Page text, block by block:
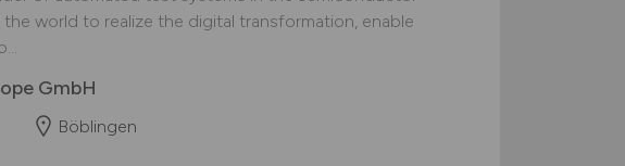
world to realize the digital transformation, enable
GmbH
Böblingen